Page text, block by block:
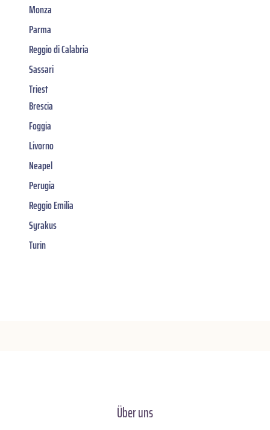
Monza
Parma
Reggio di Calabria
Sassari
Triest
Brescia
Foggia
Livorno
Neapel
Perugia
Reggio Emilia
Syrakus
Turin
Über uns